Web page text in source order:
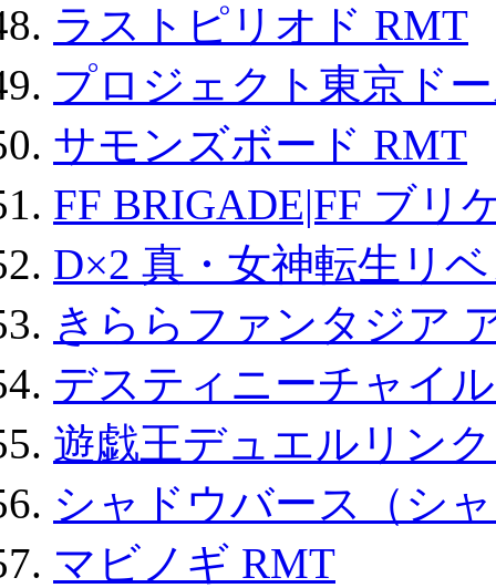
ラストピリオド RMT
プロジェクト東京ド
サモンズボード RMT
FF BRIGADE|FF ブリ
D×2 真・女神転生リ
きららファンタジア
デスティニーチャイ
遊戯王デュエルリン
シャドウバース（シ
マビノギ RMT